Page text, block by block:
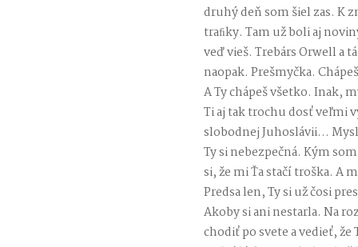
druhý deň som šiel zas. K
traﬁky. Tam už boli aj
veď vieš. Trebárs Orwell a
naopak. Prešmyčka.
A Ty chápeš všetko. Inak,
Ti aj tak trochu dosť veľmi
slobodnej Juhoslávii…
Ty si nebezpečná. Kým
si, že mi Ťa stačí troška. A
Predsa len, Ty si už čosi
Akoby si ani nestarla. Na
chodiť po svete a vedieť, že